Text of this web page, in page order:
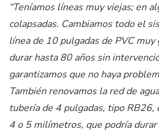
“Teníamos líneas muy viejas; en
colapsadas. Cambiamos todo el
línea de 10 pulgadas de PVC muy
durar hasta 80 años sin
garantizamos que no haya
También renovamos la red de
tubería de 4 pulgadas, tipo RB26,
4 o 5 milímetros, que podría